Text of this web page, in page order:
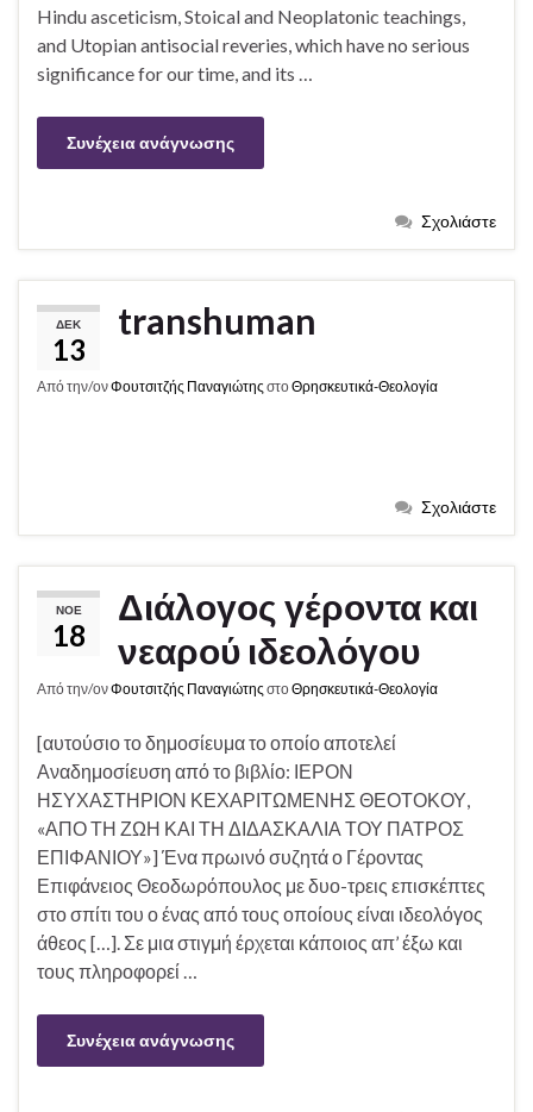
Hindu asceticism, Stoical and Neoplatonic teachings,
and Utopian antisocial reveries, which have no serious
significance for our time, and its …
Συνέχεια ανάγνωσης
Σχολιάστε
ΔΕΚ
13
transhuman
Από την/ονΦουτσιτζής Παναγιώτης στοΘρησκευτικά-Θεολογία
Σχολιάστε
ΝΟΈ
18
Διάλογος γέροντα και
νεαρού ιδεολόγου
Από την/ονΦουτσιτζής Παναγιώτης στοΘρησκευτικά-Θεολογία
[αυτούσιο το δημοσίευμα το οποίο αποτελεί
Αναδημοσίευση από το βιβλίο: ΙΕΡΟΝ
ΗΣΥΧΑΣΤΗΡΙΟΝ ΚΕΧΑΡΙΤΩΜΕΝΗΣ ΘΕΟΤΟΚΟΥ,
«ΑΠΟ ΤΗ ΖΩΗ ΚΑΙ ΤΗ ΔΙΔΑΣΚΑΛΙΑ ΤΟΥ ΠΑΤΡΟΣ
ΕΠΙΦΑΝΙΟΥ»] Ένα πρωινό συζητά ο Γέροντας
Επιφάνειος Θεοδωρόπουλος με δυο-τρεις επισκέπτες
στο σπίτι του ο ένας από τους οποίους είναι ιδεολόγος
άθεος […]. Σε μια στιγμή έρχεται κάποιος απ’ έξω και
τους πληροφορεί …
Συνέχεια ανάγνωσης